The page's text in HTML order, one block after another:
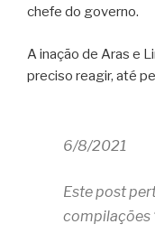
chefe do governo.
A inação de Aras e
preciso reagir, até
6/8/2021
Este post
compilações